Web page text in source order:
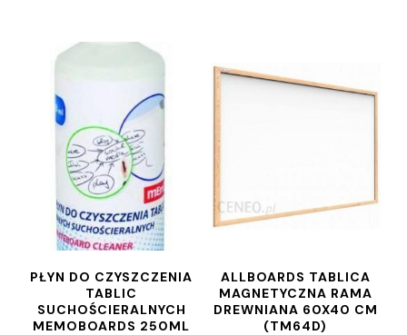
PŁYN DO CZYSZCZENIA
TABLIC
SUCHOŚCIERALNYCH
MEMOBOARDS 250ML
ALLBOARDS TABLICA
MAGNETYCZNA RAMA
DREWNIANA 60X40 CM
(TM64D)